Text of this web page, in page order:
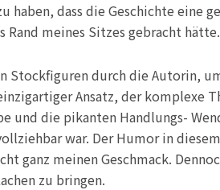
haben, dass die Geschichte
Rand meines Sitzes gebracht hätte.
Stockfiguren durch die Autorin,
Ansatz, der komplexe
und die pikanten Handlungs-
war. Der Humor in
ganz meinen Geschmack.
zu bringen.